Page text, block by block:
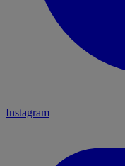
Instagram